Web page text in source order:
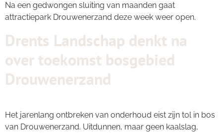
Na een gedwongen sluiting van maanden gaat
attractiepark Drouwenerzand deze week weer open.
Drents Landschap denkt na
over toekomst bosgebied
Drouwenerzand
Het jarenlang ontbreken van onderhoud eist zijn tol in bos
van Drouwenerzand. Uitdunnen, maar geen kaalslag,